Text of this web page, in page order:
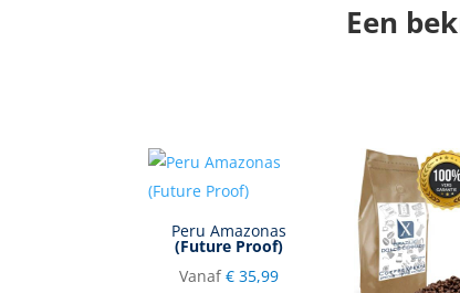
Een
Peru Amazonas
(Future Proof)
Vanaf €35,99